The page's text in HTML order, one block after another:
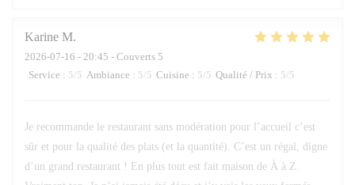
Karine M
2026-07-16 - 20:45 - Couverts 5
Service : 5/5 Ambiance : 5/5 Cuisine : 5/5 Qualité / Prix : 5/5
Je recommande le restaurant sans modération pour l’accueil c’est
sûr et pour la qualité des plats (et la quantité). C’est un régal, digne
d’un grand restaurant ! En plus tout est fait maison de À à Z.